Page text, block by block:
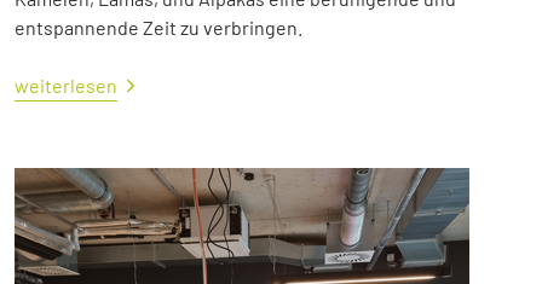
entspannende Zeit zu verbringen.
weiterlesen